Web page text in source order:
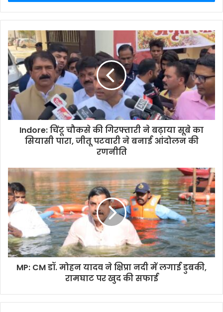
Indore: चिंटू चौकसे की गिरफ्तारी ने बढ़ाया सूबे का
सियासी पारा, जीतू पटवारी ने बनाई आंदोलन की
रणनीति
MP: CM डॉ. मोहन यादव ने क्षिप्रा नदी में लगाई डुबकी,
रामघाट पर खुद की सफाई